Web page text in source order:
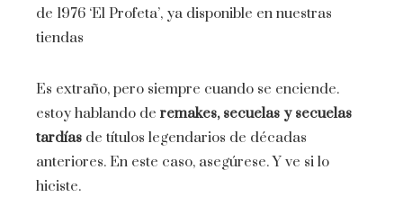
de 1976 ‘El Profeta’, ya disponible en nuestras
tiendas
Es extraño, pero siempre cuando se enciende.
estoy hablando de remakes, secuelas y secuelas
tardías de títulos legendarios de décadas
anteriores. En este caso, asegúrese. Y ve si lo
hiciste.